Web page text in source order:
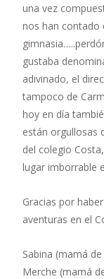
una vez
nos han contado
gustaba
adivinado, el
tampoco de
hoy en día
están orgullosas
del colegio
lugar imborrable
Gracias por
aventuras en el
Sabina (mamá
Merche (mamá